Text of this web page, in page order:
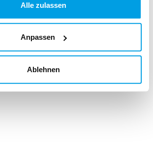
Alle zulassen
Anpassen
Ablehnen